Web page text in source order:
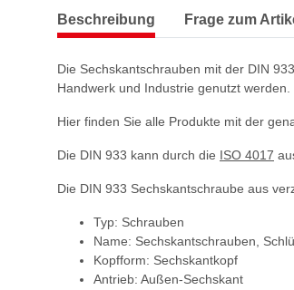
Beschreibung Frage zum
Die Sechskantschrauben mit der DIN
Handwerk und Industrie genutzt werden.
Hier finden Sie alle Produkte mit der
Die DIN 933 kann durch die ISO 4017
Die DIN 933 Sechskantschraube aus
Typ: Schrauben
Name: Sechskantschrauben,
Kopfform: Sechskantkopf
Antrieb: Außen-Sechskant